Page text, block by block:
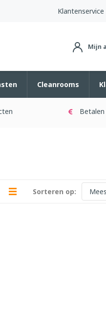
Klantenservice
Mijn
Cleanrooms
Sorteren op: